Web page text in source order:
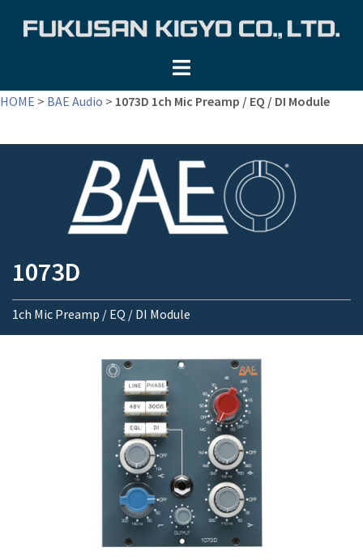
ツ
HOME > BAE Audio > 1073D 1ch Mic Preamp / EQ / DI Module
1073D
1ch Mic Preamp / EQ / DI Module